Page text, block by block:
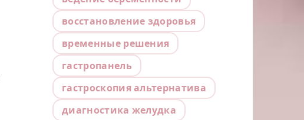
восстановление здоровья
временные решения
гастропанель
гастроскопия альтернатива
диагностика желудка